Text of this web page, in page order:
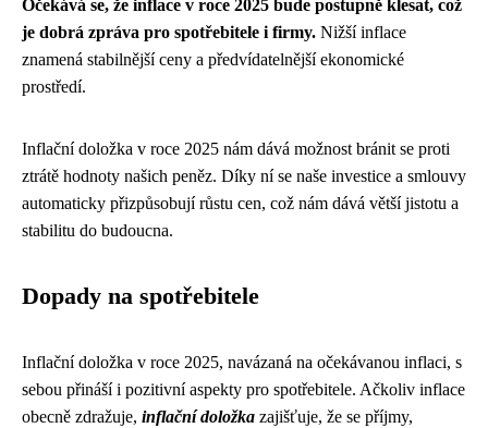
Očekává se, že inflace v roce 2025 bude postupně klesat, což
je dobrá zpráva pro spotřebitele i firmy. Nižší inflace
znamená stabilnější ceny a předvídatelnější ekonomické
prostředí.
Inflační doložka v roce 2025 nám dává možnost bránit se proti
ztrátě hodnoty našich peněz. Díky ní se naše investice a smlouvy
automaticky přizpůsobují růstu cen, což nám dává větší jistotu a
stabilitu do budoucna.
Dopady na spotřebitele
Inflační doložka v roce 2025, navázaná na očekávanou inflaci, s
sebou přináší i pozitivní aspekty pro spotřebitele. Ačkoliv inflace
obecně zdražuje, inflační doložka zajišťuje, že se příjmy,